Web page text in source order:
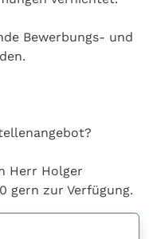
Bewerbungs- und
Herr Holger
gern zur Verfügung.